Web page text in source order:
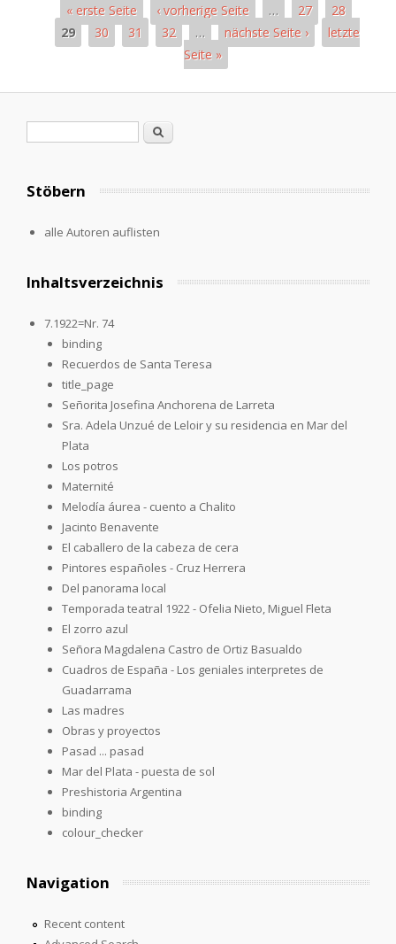
« erste Seite ‹ vorherige Seite … 27
28
29
30 31 32 … nächste Seite ›
letzte
Seite »
Search
Stöbern
alle Autoren auflisten
Inhaltsverzeichnis
7.1922=Nr. 74
binding
Recuerdos de Santa Teresa
title_page
Señorita Josefina Anchorena de Larreta
Sra. Adela Unzué de Leloir y su residencia en Mar del
Plata
Los potros
Maternité
Melodía áurea - cuento a Chalito
Jacinto Benavente
El caballero de la cabeza de cera
Pintores españoles - Cruz Herrera
Del panorama local
Temporada teatral 1922 - Ofelia Nieto, Miguel Fleta
El zorro azul
Señora Magdalena Castro de Ortiz Basualdo
Cuadros de España - Los geniales interpretes de
Guadarrama
Las madres
Obras y proyectos
Pasad ... pasad
Mar del Plata - puesta de sol
Preshistoria Argentina
binding
colour_checker
Navigation
Recent content